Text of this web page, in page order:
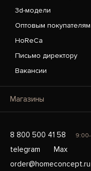
3d-модели
Оптовым покупателям
HoReCa
Письмо директору
Вакансии
Магазины
8 800 500 41 58
telegram
Max
order@homeconcept.ru